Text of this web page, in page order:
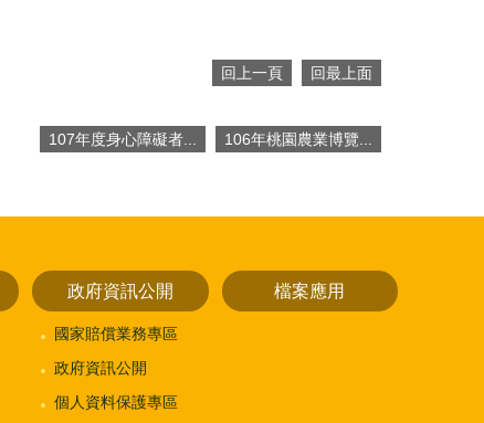
回上一頁 回最上面
107年度身心障礙者... 106年桃園農業博覽...
政府資訊公開
國家賠償業務專區
政府資訊公開
個人資料保護專區
檔案應用